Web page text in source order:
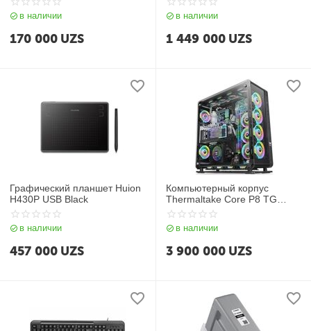
в наличии
170 000 UZS
в наличии
1 449 000 UZS
Графический планшет Huion
H430P USB Black
в наличии
457 000 UZS
Компьютерный корпус
Thermaltake Core P8 TG
Black
в наличии
3 900 000 UZS